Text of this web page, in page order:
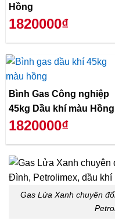
Hồng
1820000₫
Bình Gas Công nghiệp
45kg Dầu khí màu Hồng
1820000₫
Gas Lửa Xanh chuyên